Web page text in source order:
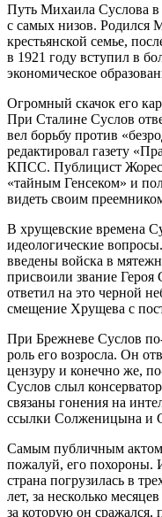
Путь Михаила Суслова
с самых низов. Родился
крестьянской семье,
в 1921 году вступил в
экономическое
Огромный скачок его
При Сталине Суслов
вел борьбу против
редактировал газету
КПСС. Публицист Жорес
«тайным Генсеком» и
видеть своим
В хрущевские времена
идеологические
введены войска в
присвоили звание Героя
ответил на это черной
смещение Хрущева с
При Брежневе Суслов
роль его возросла. Он
цензуру и конечно же,
Суслов слыл
связаны гонения на
ссылки Солженицына и
Самым публичным актом
пожалуй, его похороны.
страна погрузилась в
лет, за несколько
за которую он сражался,